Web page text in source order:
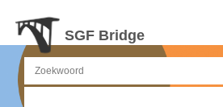
SGF Bridge